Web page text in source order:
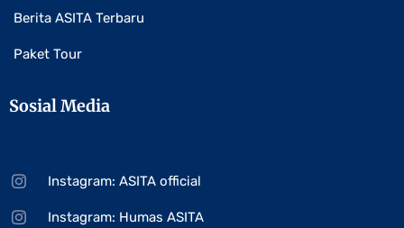
Berita ASITA Terbaru
Paket Tour
Sosial Media
Instagram: ASITA official
Instagram: Humas ASITA